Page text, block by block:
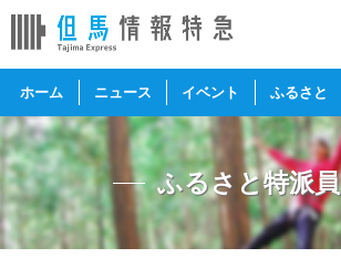
ホーム ニュース イベント ふるさと
ふるさと特派員